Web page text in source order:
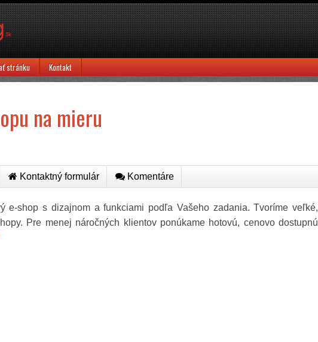
stránku Kontakt
na mieru
Kontaktný formulár Komentáre
e-shop s dizajnom a funkciami podľa Vašeho zadania. Tvoríme veľké,
Pre menej náročných klientov ponúkame hotovú, cenovo dostupnú